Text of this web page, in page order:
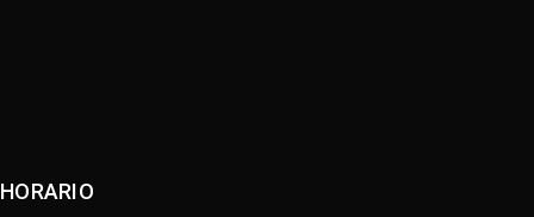
HORARIO